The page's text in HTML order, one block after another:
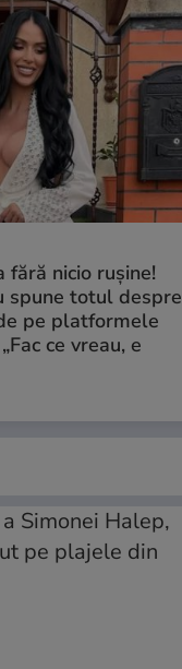
nicio rușine!
spune totul despre
pe platformele
ce vreau, e